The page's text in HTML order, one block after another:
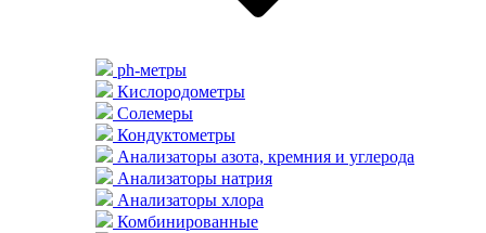
ph-метры
Кислородометры
Солемеры
Кондуктометры
Анализаторы азота, кремния и углерода
Анализаторы натрия
Анализаторы хлора
Комбинированные